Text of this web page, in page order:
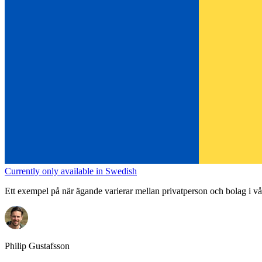
Currently only available in Swedish
Ett exempel på när ägande varierar mellan privatperson och bolag i
Philip Gustafsson